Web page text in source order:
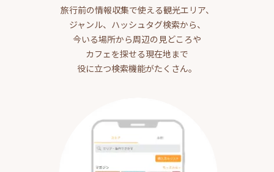
旅行前の情報収集で使える観光エリア、
ジャンル、ハッシュタグ検索から、
今いる場所から周辺の見どころや
カフェを探せる現在地まで
役に立つ検索機能がたくさん。